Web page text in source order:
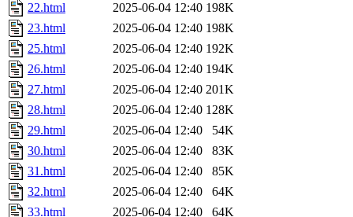
22.html
2025-06-04 12:40 198K
23.html
2025-06-04 12:40 198K
25.html
2025-06-04 12:40 192K
26.html
2025-06-04 12:40 194K
27.html
2025-06-04 12:40 201K
28.html
2025-06-04 12:40 128K
29.html
2025-06-04 12:40
54K
30.html
2025-06-04 12:40
83K
31.html
2025-06-04 12:40
85K
32.html
2025-06-04 12:40
64K
33.html
2025-06-04 12:40
64K